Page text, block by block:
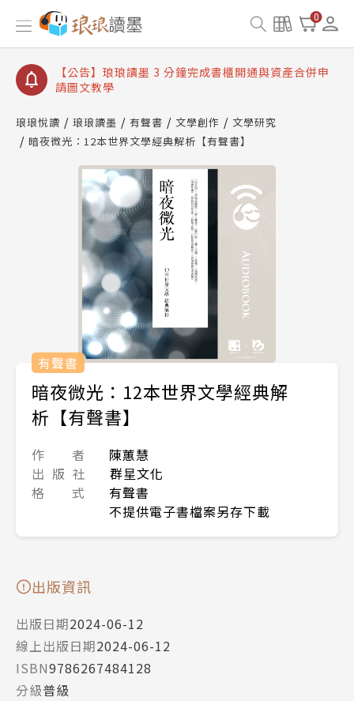
0
【公告】琅琅讀墨數位閱讀資產合併與書櫃開通申請
【公告】琅琅讀墨書櫃開通常見問題
【公告】琅琅讀墨 3 分鐘完成書櫃開通與資產合併申
請圖文教學
查詢
【公告】琅琅讀墨數位閱讀資產合併與書櫃開通申請
琅琅悅讀 琅琅讀墨 有聲書 文學創作
文學研究
暗夜微光：12本世界文學經典解析【有聲書】
有聲書
暗夜微光：12本世界文學經典解
析【有聲書】
作 者
陳蕙慧
出 版 社
群星文化
格 式
有聲書
不提供電子書檔案另存下載
出版資訊
出版日期2024-06-12
線上出版日期2024-06-12
ISBN9786267484128
分級普級